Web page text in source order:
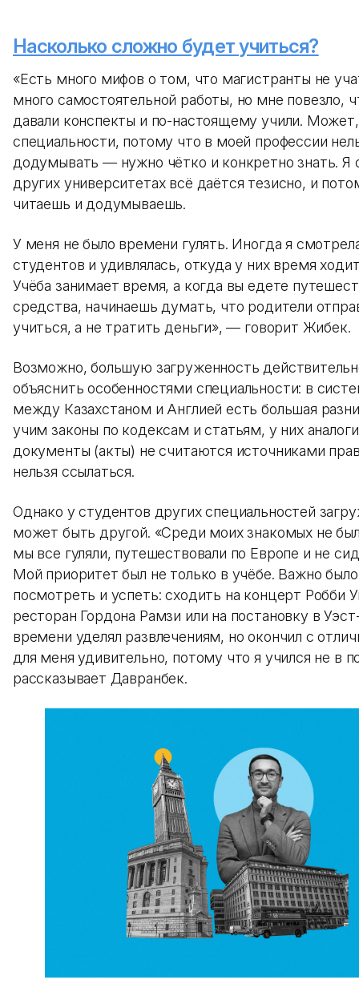
Насколько сложно будет учиться?
«Есть много мифов о том, что магистранты не
много самостоятельной работы, но мне повезло,
давали конспекты и по-настоящему учили.
специальности, потому что в моей профессии
додумывать — нужно чётко и конкретно знать. Я
других университетах всё даётся тезисно, и
читаешь и додумываешь.
У меня не было времени гулять. Иногда я
студентов и удивлялась, откуда у них время
Учёба занимает время, а когда вы едете
средства, начинаешь думать, что родители
учиться, а не тратить деньги», — говорит Жибек.
Возможно, большую загруженность
объяснить особенностями специальности: в
между Казахстаном и Англией есть большая
учим законы по кодексам и статьям, у них
документы (акты) не считаются источниками
нельзя ссылаться.
Однако у студентов других специальностей
может быть другой. «Среди моих знакомых не
мы все гуляли, путешествовали по Европе и не
Мой приоритет был не только в учёбе. Важно
посмотреть и успеть: сходить на концерт Робби
ресторан Гордона Рамзи или на постановку в
времени уделял развлечениям, но окончил с
для меня удивительно, потому что я учился не в
рассказывает Давранбек.